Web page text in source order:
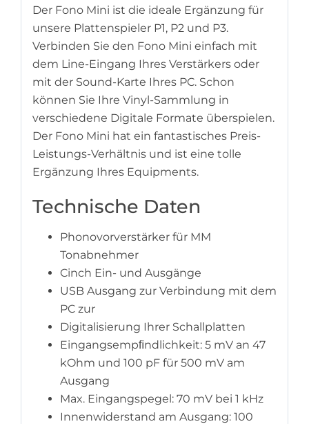
Der Fono Mini ist die ideale Ergänzung für
unsere Plattenspieler P1, P2 und P3.
Verbinden Sie den Fono Mini einfach mit
dem Line-Eingang Ihres Verstärkers oder
mit der Sound-Karte Ihres PC. Schon
können Sie Ihre Vinyl-Sammlung in
verschiedene Digitale Formate überspielen.
Der Fono Mini hat ein fantastisches Preis-
Leistungs-Verhältnis und ist eine tolle
Ergänzung Ihres Equipments.
Technische Daten
Phonovorverstärker für MM
Tonabnehmer
Cinch Ein- und Ausgänge
USB Ausgang zur Verbindung mit dem
PC zur
Digitalisierung Ihrer Schallplatten
Eingangsempﬁndlichkeit: 5 mV an 47
kOhm und 100 pF für 500 mV am
Ausgang
Max. Eingangspegel: 70 mV bei 1 kHz
Innenwiderstand am Ausgang: 100